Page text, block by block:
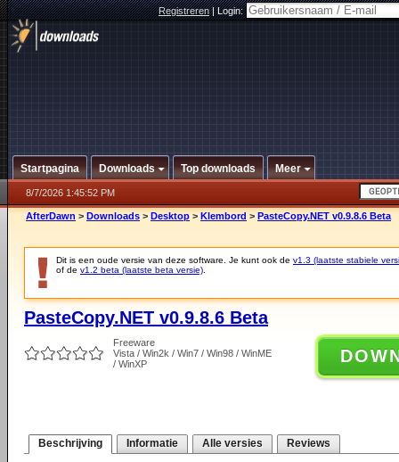
Registreren|Login:
Startpagina Downloads Top downloads Meer
8/7/2026 1:45:52 PM
AfterDawn > Downloads > Desktop > Klembord > PasteCopy.NET v0.9.8.6 Beta
Dit is een oude versie van deze software. Je kunt ook de v1.3 (laatste stabiele
of de v1.2 beta (laatste beta versie)
PasteCopy.NET v0.9.8.6 Beta
Freeware
Vista / Win2k / Win7 / Win98 / WinME
/ WinXP
Beschrijving Informatie Alle versies Reviews